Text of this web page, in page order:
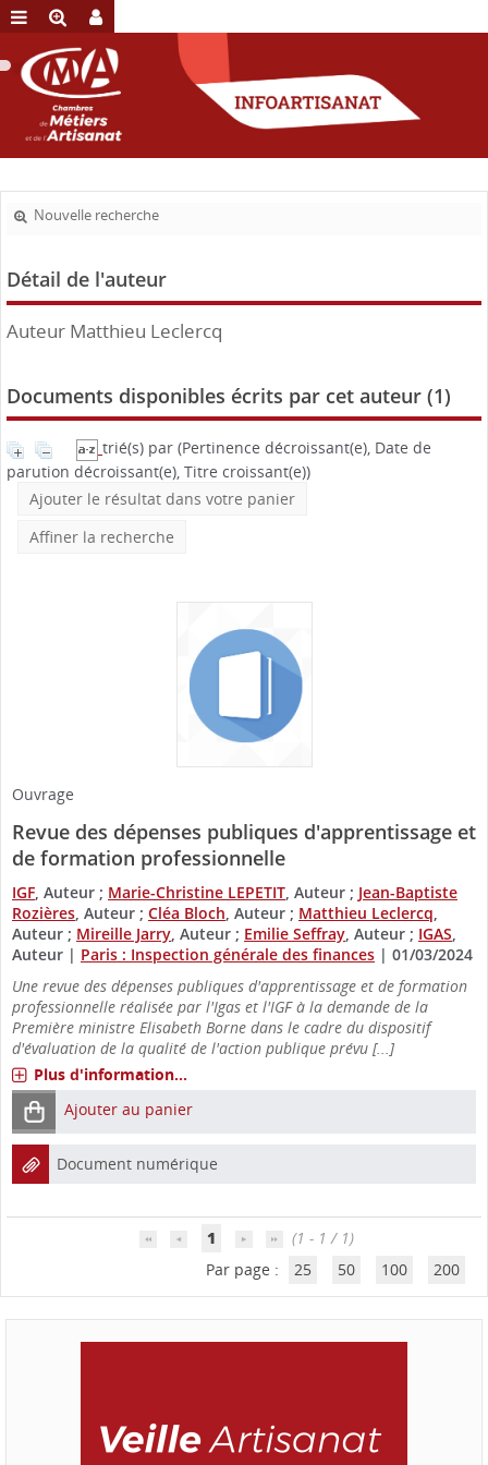
Nouvelle recherche
Détail de l'auteur
Auteur Matthieu Leclercq
Documents disponibles écrits par cet auteur (1)
trié(s) par (Pertinence décroissant(e), Date de
parution décroissant(e), Titre croissant(e))
Ajouter le résultat dans votre panier
Affiner la recherche
Ouvrage
Revue des dépenses publiques d'apprentissage et
de formation professionnelle
IGF , Auteur ; Marie-Christine LEPETIT , Auteur ; Jean-Baptiste
Rozières , Auteur ; Cléa Bloch , Auteur ; Matthieu Leclercq
Auteur ; Mireille Jarry , Auteur ; Emilie Seffray , Auteur ; IGAS
Auteur | Paris : Inspection générale des finances | 01/03/2024
Une revue des dépenses publiques d'apprentissage et de formation
professionnelle réalisée par l'Igas et l'IGF à la demande de la
Première ministre Elisabeth Borne dans le cadre du dispositif
d'évaluation de la qualité de l'action publique prévu [...]
Plus d'information...
Ajouter au panier
Document numérique
1
(1 - 1 / 1)
Par page :
25 50 100 200